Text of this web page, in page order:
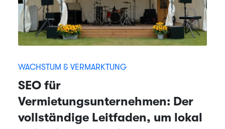
WACHSTUM & VERMARKTUNG
SEO für
Vermietungsunternehmen: Der
vollständige Leitfaden, um lokal